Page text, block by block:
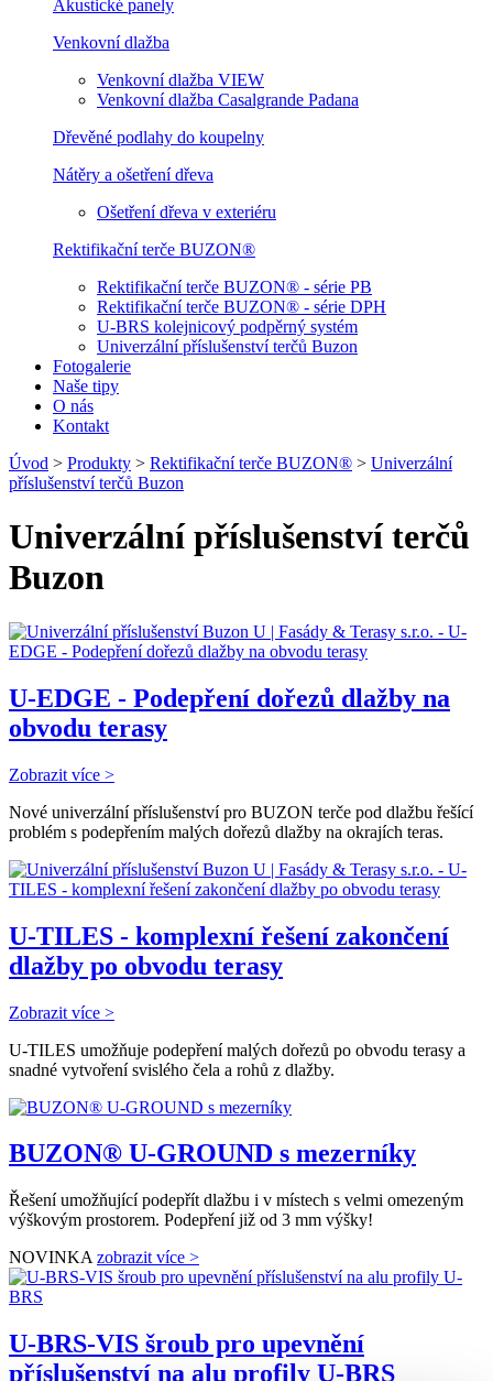
Akustické panely
Venkovní dlažba
Venkovní dlažba VIEW
Venkovní dlažba Casalgrande Padana
Dřevěné podlahy do koupelny
Nátěry a ošetření dřeva
Ošetření dřeva v exteriéru
Rektifikační terče BUZON®
Rektifikační terče BUZON® - série PB
Rektifikační terče BUZON® - série DPH
U-BRS kolejnicový podpěrný systém
Univerzální příslušenství terčů Buzon
Fotogalerie
Naše tipy
O nás
Kontakt
Úvod > Produkty > Rektifikační terče BUZON® > Univerzální
příslušenství terčů Buzon
Univerzální příslušenství terčů
Buzon
U-EDGE - Podepření dořezů dlažby na
obvodu terasy
Zobrazit více >
Nové univerzální příslušenství pro BUZON terče pod dlažbu řešící
problém s podepřením malých dořezů dlažby na okrajích teras.
U-TILES - komplexní řešení zakončení
dlažby po obvodu terasy
Zobrazit více >
U-TILES umožňuje podepření malých dořezů po obvodu terasy a
snadné vytvoření svislého čela a rohů z dlažby.
BUZON® U-GROUND s mezerníky
Řešení umožňující podepřít dlažbu i v místech s velmi omezeným
výškovým prostorem. Podepření již od 3 mm výšky!
NOVINKA zobrazit více >
U-BRS-VIS šroub pro upevnění
příslušenství na alu profily U-BRS